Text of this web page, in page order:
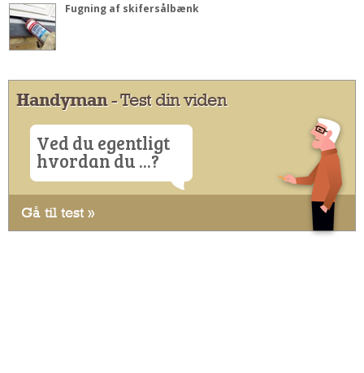
Fugning af skifersålbænk
Handyman- Test din viden
Ved du egentligt
hvordan du ...?
Gå til test »